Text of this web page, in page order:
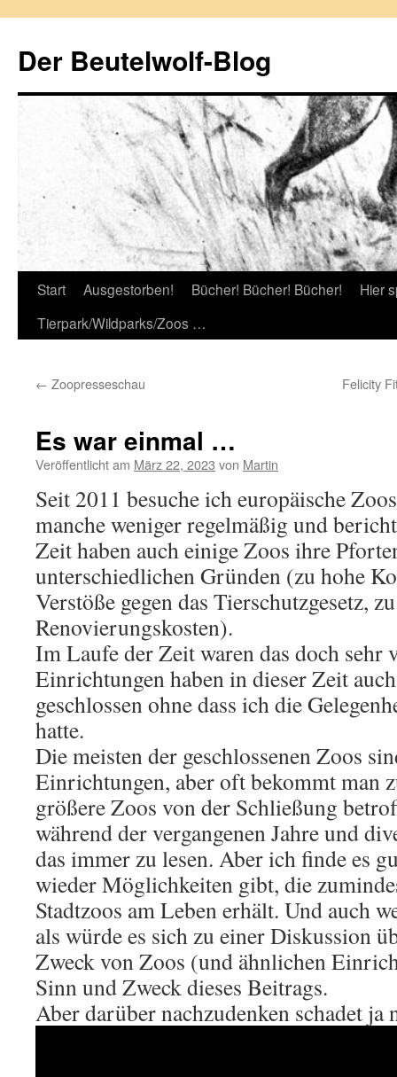
springen
Der Beutelwolf-Blog
Start Ausgestorben! Bücher! Bücher! Bücher!
Hier
Tierpark/Wildparks/Zoos …
← Zoopresseschau Felicity
Es war einmal …
Veröffentlicht am März 22, 2023 von Martin
Seit 2011 besuche ich europäische
manche weniger regelmäßig und
Zeit haben auch einige Zoos ihre
unterschiedlichen Gründen (zu hohe
Verstöße gegen das Tierschutzgesetz,
Renovierungskosten).
Im Laufe der Zeit waren das doch sehr
Einrichtungen haben in dieser Zeit
geschlossen ohne dass ich die
hatte.
Die meisten der geschlossenen Zoos
Einrichtungen, aber oft bekommt man
größere Zoos von der Schließung
während der vergangenen Jahre und
das immer zu lesen. Aber ich finde es
wieder Möglichkeiten gibt, die
Stadtzoos am Leben erhält. Und auch
als würde es sich zu einer Diskussion
Zweck von Zoos (und ähnlichen
Sinn und Zweck dieses Beitrags.
Aber darüber nachzudenken schadet ja